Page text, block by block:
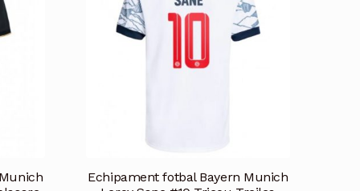
Echipament fotbal Bayern Munich